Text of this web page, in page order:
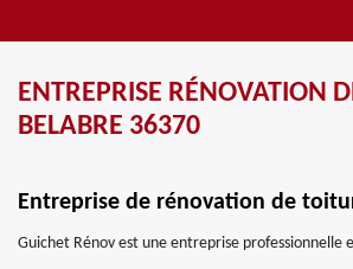
ENTREPRISE RÉNOVATION
BELABRE 36370
Entreprise de rénovation de
Guichet Rénov est une entreprise professionnelle